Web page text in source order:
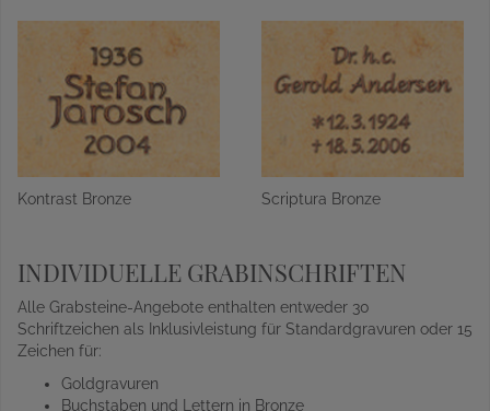
Kontrast Bronze Scriptura Bronze
INDIVIDUELLE GRABINSCHRIFTEN
Alle Grabsteine-Angebote enthalten entweder 30
Schriftzeichen als Inklusivleistung für Standardgravuren oder 15
Zeichen für:
Goldgravuren
Buchstaben und Lettern in Bronze